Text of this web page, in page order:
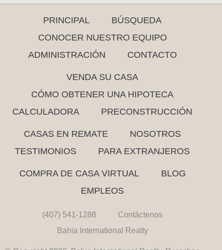
PRINCIPAL
BÚSQUEDA
CONOCER NUESTRO EQUIPO
ADMINISTRACIÓN
CONTACTO
VENDA SU CASA
CÓMO OBTENER UNA HIPOTECA
CALCULADORA
PRECONSTRUCCIÓN
CASAS EN REMATE
NOSOTROS
TESTIMONIOS
PARA EXTRANJEROS
COMPRA DE CASA VIRTUAL
BLOG
EMPLEOS
(407) 541-1288
Contáctenos
Bahia International Realty